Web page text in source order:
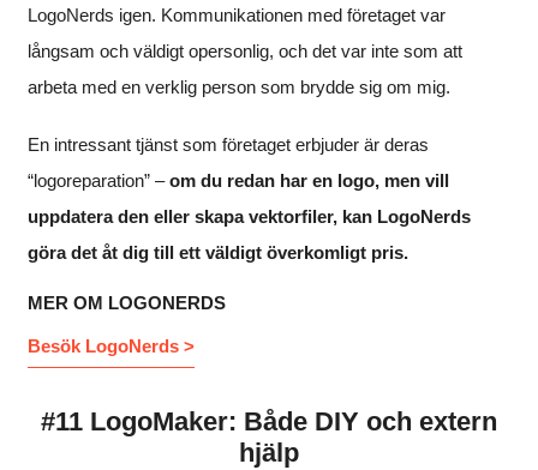
LogoNerds igen. Kommunikationen med företaget var
långsam och väldigt opersonlig, och det var inte som att
arbeta med en verklig person som brydde sig om mig.
En intressant tjänst som företaget erbjuder är deras
“logoreparation” –om du redan har en logo, men vill
uppdatera den eller skapa vektorfiler, kan LogoNerds
göra det åt dig till ett väldigt överkomligt pris.
MER OM LOGONERDS
Besök LogoNerds >
#11 LogoMaker: Både DIY och extern
hjälp